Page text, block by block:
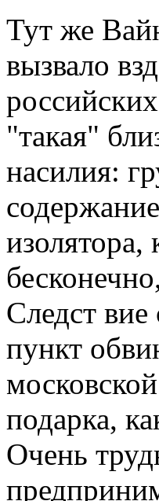
Тут же
вызвало
"такая"
насилия:
изолятора,
Следст
пункт
подарка,
Очень